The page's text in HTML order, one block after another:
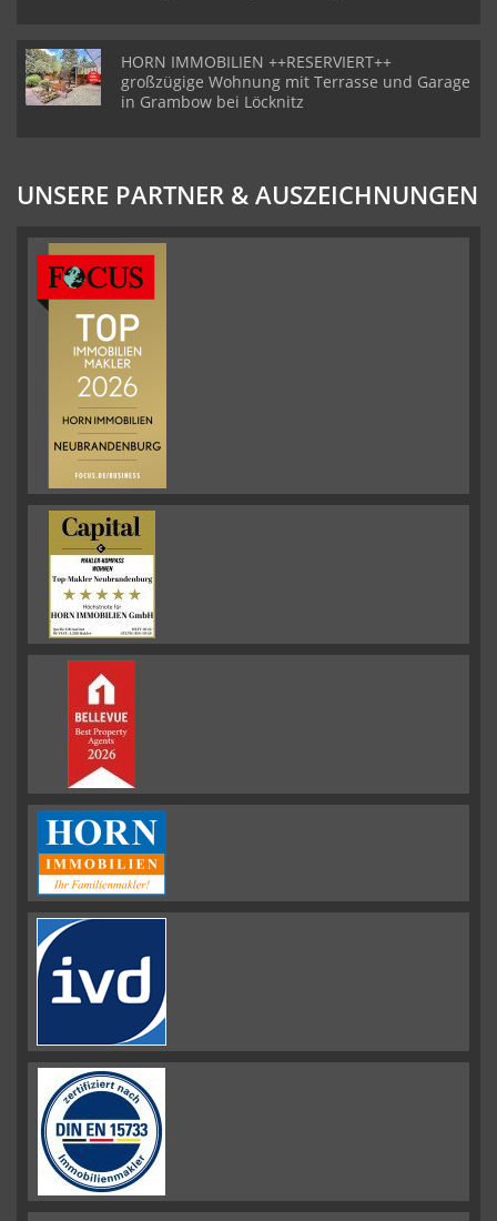
HORN IMMOBILIEN ++RESERVIERT++
großzügige Wohnung mit Terrasse und Garage
in Grambow bei Löcknitz
UNSERE PARTNER & AUSZEICHNUNGEN